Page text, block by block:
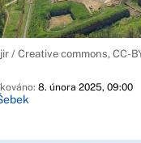
/ Creative commons, CC-
8. února 2025, 09:00